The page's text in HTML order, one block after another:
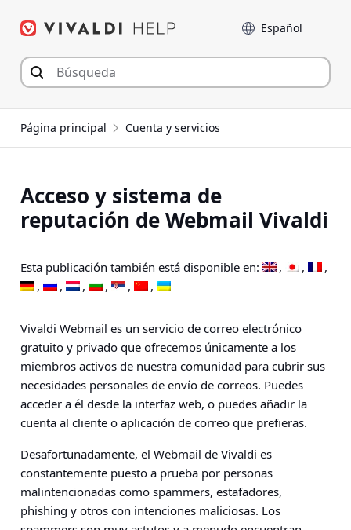
Language
Página principal Cuenta y servicios
Acceso y sistema de
reputación de Webmail Vivaldi
Esta publicación también está disponible en:
Vivaldi Webmail es un servicio de correo electrónico
gratuito y privado que ofrecemos únicamente a los
miembros activos de nuestra comunidad para cubrir sus
necesidades personales de envío de correos. Puedes
acceder a él desde la interfaz web, o puedes añadir la
cuenta al cliente o aplicación de correo que prefieras.
Desafortunadamente, el Webmail de Vivaldi es
constantemente puesto a prueba por personas
malintencionadas como spammers, estafadores,
phishing y otros con intenciones maliciosas. Los